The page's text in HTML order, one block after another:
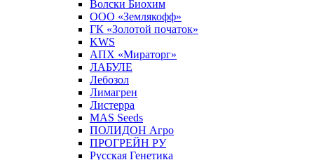
Волски Биохим
ООО «Землякофф»
ГК «Золотой початок»
KWS
AПX «Мираторг»
ЛАБУЛЕ
Лебозол
Лимагрен
Листерра
MAS Seeds
ПОЛИДОН Агро
ПРОГРЕЙН РУ
Русская Генетика